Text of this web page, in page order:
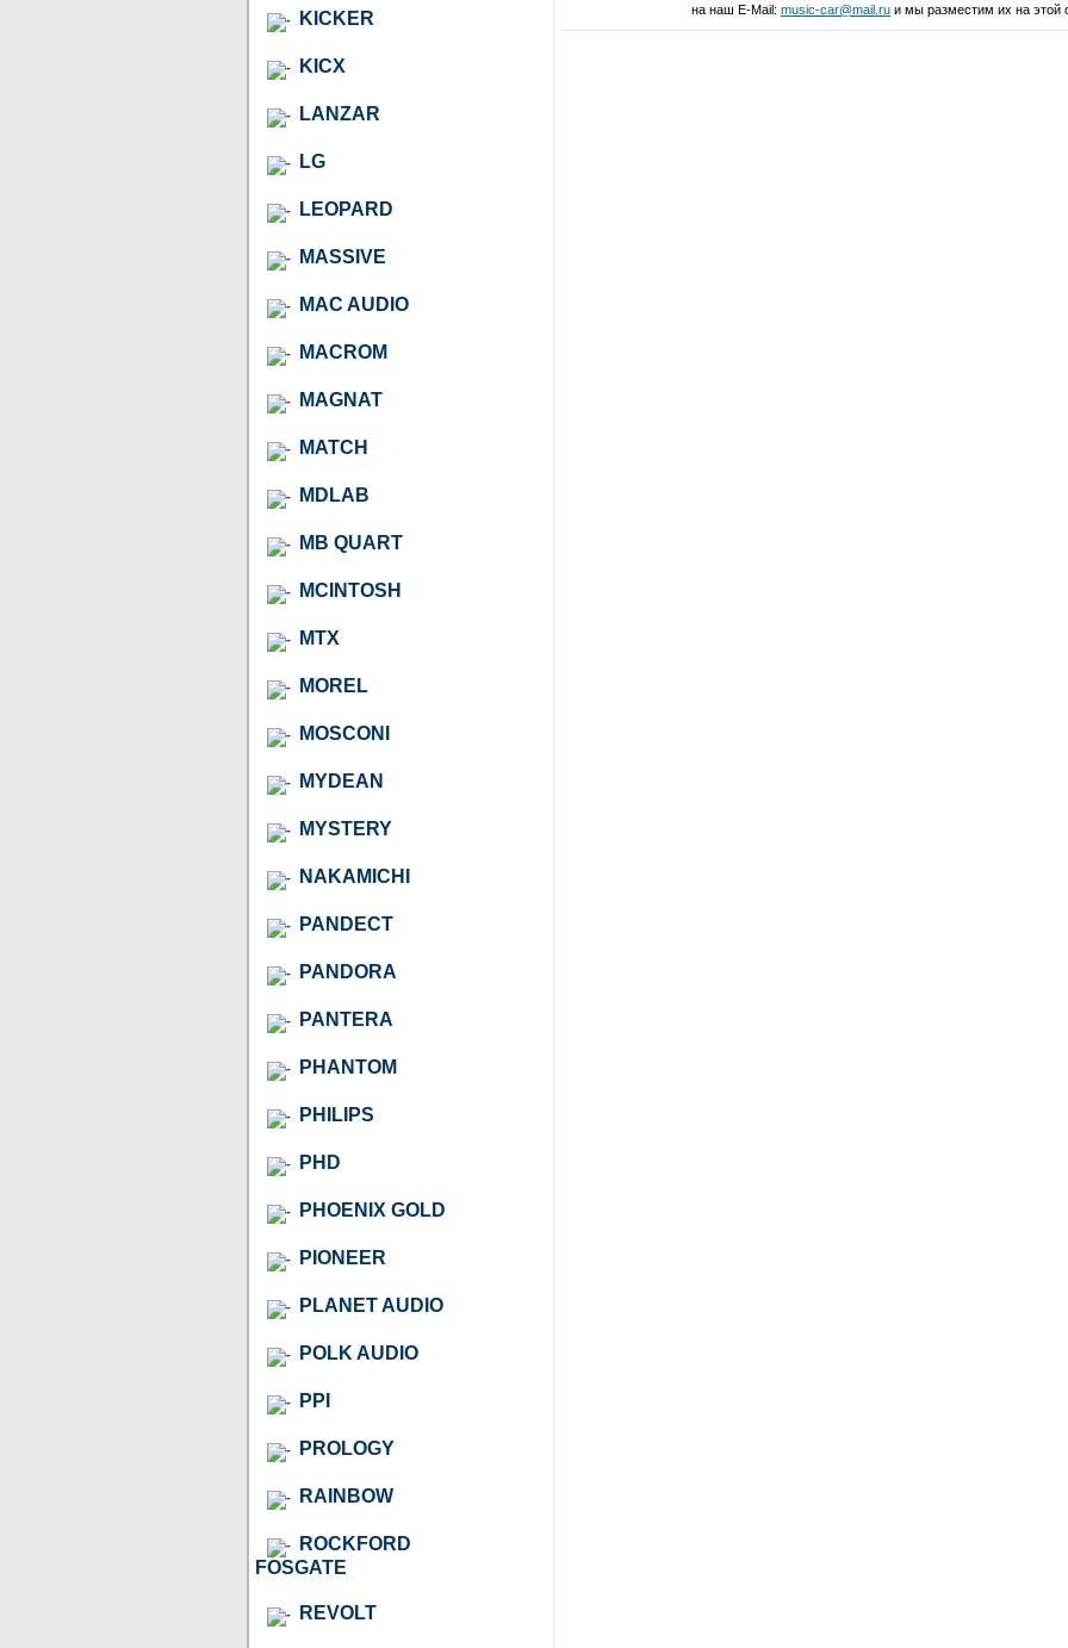
KICKER
KICX
LANZAR
LG
LEOPARD
MASSIVE
MAC AUDIO
MACROM
MAGNAT
MATCH
MDLAB
MB QUART
MCINTOSH
MTX
MOREL
MOSCONI
MYDEAN
MYSTERY
NAKAMICHI
PANDECT
PANDORA
PANTERA
PHANTOM
PHILIPS
PHD
PHOENIX GOLD
PIONEER
PLANET AUDIO
POLK AUDIO
PPI
PROLOGY
RAINBOW
ROCKFORD
FOSGATE
REVOLT
на наш E-Mail: music-car@mail.ru и мы разместим их на этой